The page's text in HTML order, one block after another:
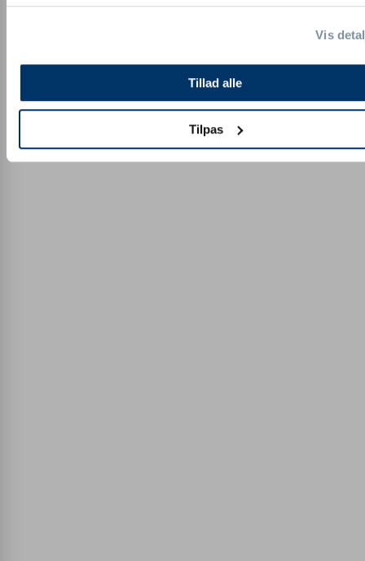
Vis
Tillad alle
Tilpas